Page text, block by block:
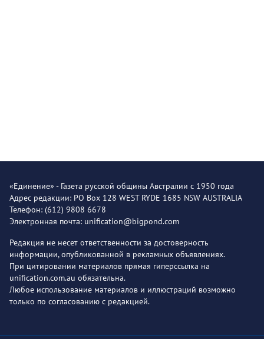
«Единение» - Газета русской общины Австралии с 1950 года
Адрес редакции: PO Box 128 WEST RYDE 1685 NSW AUSTRALIA
Телефон: (612) 9808 6678
Электронная почта: unification@bigpond.com
Редакция не несет ответственности за достоверность
информации, опубликованной в рекламных объявлениях.
При цитировании материалов прямая гиперссылка на
unification.com.au обязательна.
Любое использование материалов и иллюстраций возможно
только по согласованию с редакцией.